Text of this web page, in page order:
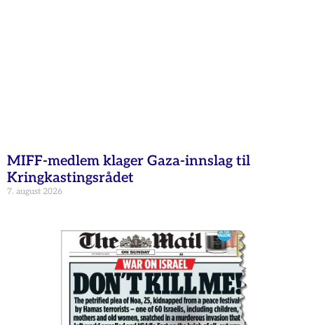
MIFF-medlem klager Gaza-innslag til
Kringkastingsrådet
7. august 2026